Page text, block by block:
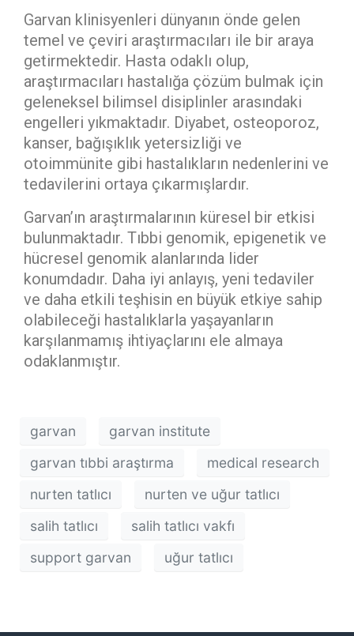
Garvan klinisyenleri dünyanın önde gelen
temel ve çeviri araştırmacıları ile bir araya
getirmektedir. Hasta odaklı olup,
araştırmacıları hastalığa çözüm bulmak için
geleneksel bilimsel disiplinler arasındaki
engelleri yıkmaktadır. Diyabet, osteoporoz,
kanser, bağışıklık yetersizliği ve
otoimmünite gibi hastalıkların nedenlerini ve
tedavilerini ortaya çıkarmışlardır.
Garvan’ın araştırmalarının küresel bir etkisi
bulunmaktadır. Tıbbi genomik, epigenetik ve
hücresel genomik alanlarında lider
konumdadır. Daha iyi anlayış, yeni tedaviler
ve daha etkili teşhisin en büyük etkiye sahip
olabileceği hastalıklarla yaşayanların
karşılanmamış ihtiyaçlarını ele almaya
odaklanmıştır.
garvan
garvan institute
garvan tıbbi araştırma
medical research
nurten tatlıcı
nurten ve uğur tatlıcı
salih tatlıcı
salih tatlıcı vakfı
support garvan
uğur tatlıcı